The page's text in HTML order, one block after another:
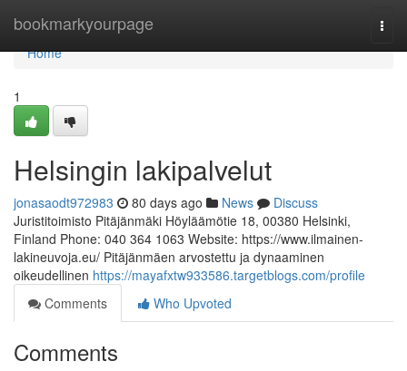
bookmarkyourpage
Home
Home
1
Helsingin lakipalvelut
jonasaodt972983 80 days ago News
Discuss
Juristitoimisto Pitäjänmäki Höyläämötie 18, 00380 Helsinki,
Finland Phone: 040 364 1063 Website: https://www.ilmainen-
lakineuvoja.eu/ Pitäjänmäen arvostettu ja dynaaminen
oikeudellinen https://mayafxtw933586.targetblogs.com/profile
Comments
Who Upvoted
Comments